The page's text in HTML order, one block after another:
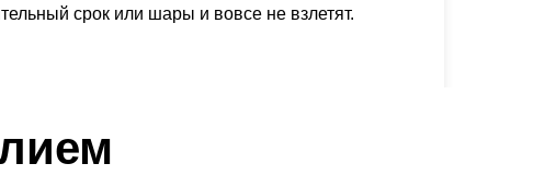
срок или шары и вовсе не взлетят.